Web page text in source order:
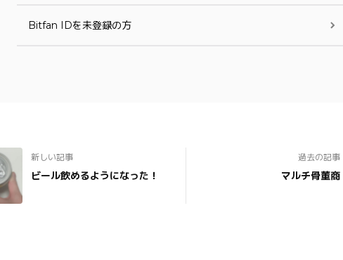
Bitfan IDを未登録の方
新しい記事
ビール飲めるようになった！
過去の記事
マルチ骨董商